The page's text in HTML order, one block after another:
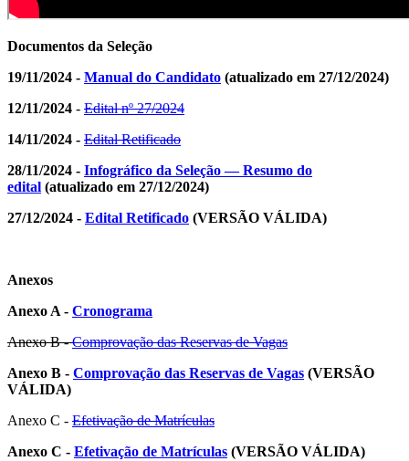
Documentos da Seleção
19/11/2024 - Manual do Candidato (atualizado em 27/12/2024)
12/11/2024 - Edital nº 27/2024
14/11/2024 - Edital Retificado
28/11/2024 - Infográfico da Seleção — Resumo do
edital (atualizado em 27/12/2024)
27/12/2024 - Edital Retificado (VERSÃO VÁLIDA)
Anexos
Anexo A - Cronograma
Anexo B -Comprovação das Reservas de Vagas
Anexo B - Comprovação das Reservas de Vagas (VERSÃO
VÁLIDA)
Anexo C - Efetivação de Matrículas
Anexo C - Efetivação de Matrículas (VERSÃO VÁLIDA)